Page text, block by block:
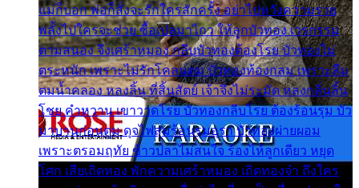
แม่ก็บอก พ่อก็สั่งจะรักใครสักครั้ง อย่าไปหวังความรวย
พลั้งไปใครจะช่วย ซื้อเปลมาไกว ให้ลูกบัวทอง เวรกรรม
ตามสนอง จึงเศร้าหมอง กลีบบัวทองต้องโรย บัวทองไม่
ตระหนัก เพราะไม่รักโคลนตม บัวทองท้องกลม เพราะลืม
ตมน้ำคลอง หลงลิ้น ที่สิ้นสัตย์ เจ้าจึงไม่ระมัด หลงกลิ่นลิ้น
โชย คำหวาน เขาวาดโรย บัวทองกลีบโรย ต้องร้อนรุม บัว
มาบานก่อนตูม ดุจไฟสุมร้อนรุมอุรา บัวทองผ่ายผอม
เพราะตรอมฤทัย ข้าวปลาไม่สนใจ ร้องไห้ลูกเดียว หยุด
โศก เสียเถิดทอง พักความเศร้าหมอง เถิดทองจ๋า ถึงใคร